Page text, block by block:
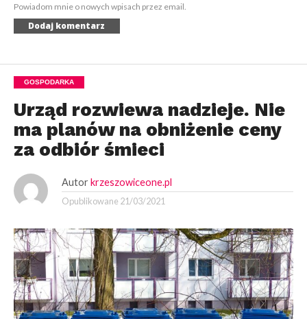
Powiadom mnie o nowych wpisach przez email.
GOSPODARKA
Urząd rozwiewa nadzieje. Nie
ma planów na obniżenie ceny
za odbiór śmieci
Autor krzeszowiceone.pl
Opublikowane 21/03/2021